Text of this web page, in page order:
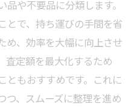
や不要品に分類します。
とで、持ち運びの手間を省
め、効率を大幅に向上させ
査定額を最大化するため
ともおすすめです。これに
つ、スムーズに整理を進め